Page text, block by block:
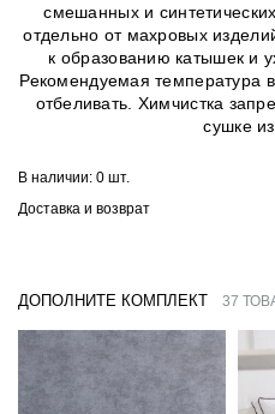
смешанных и
отдельно от махровых
к образованию катышек и
Рекомендуемая температура
отбеливать. Химчистка
сушке
В наличии: 0 шт.
Доставка и возврат
ДОПОЛНИТЕ КОМПЛЕКТ 37